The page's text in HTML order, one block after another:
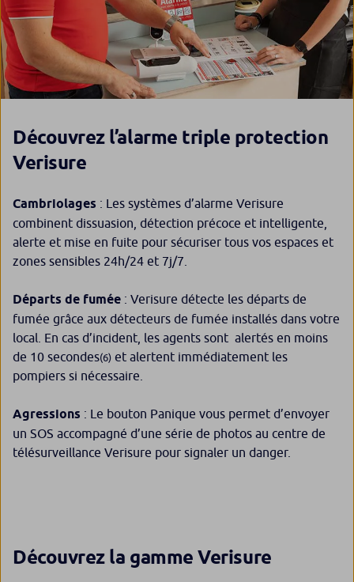
Découvrez l’alarme triple protection
Verisure
Cambriolages : Les systèmes d’alarme Verisure
combinent dissuasion, détection précoce et intelligente,
alerte et mise en fuite pour sécuriser tous vos espaces et
zones sensibles 24h/24 et 7j/7.
Départs de fumée : Verisure détecte les départs de
fumée grâce aux détecteurs de fumée installés dans votre
local. En cas d’incident, les agents sont alertés en moins
de 10 secondes(6) et alertent immédiatement les
pompiers si nécessaire.
Agressions : ​Le bouton Panique vous permet d’envoyer
un SOS accompagné d’une série de photos au centre de
télésurveillance Verisure pour signaler un danger.
Découvrez la gamme Verisure